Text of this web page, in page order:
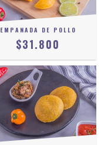
EMPANADA DE POLLO
$31.800